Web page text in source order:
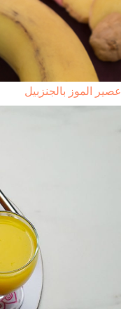
عصير الموز بالجنزبيل